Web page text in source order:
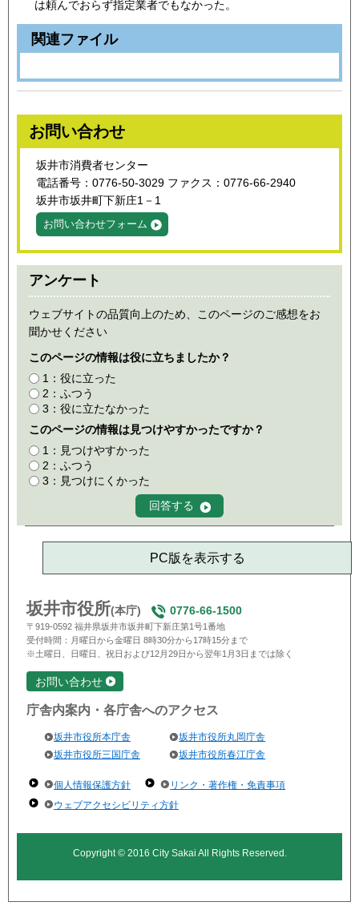
は頼んでおらず指定業者でもなかった。
関連ファイル
お問い合わせ
坂井市消費者センター
電話番号：0776‐50‐3029 ファクス：0776‐66‐2940
坂井市坂井町下新庄1－1
お問い合わせフォーム
アンケート
ウェブサイトの品質向上のため、このページのご感想をお
聞かせください
このページの情報は役に立ちましたか？
1：役に立った
2：ふつう
3：役に立たなかった
このページの情報は見つけやすかったですか？
1：見つけやすかった
2：ふつう
3：見つけにくかった
PC版を表示する
坂井市役所(本庁) 0776-66-1500
〒919-0592 福井県坂井市坂井町下新庄第1号1番地
受付時間：月曜日から金曜日 8時30分から17時15分まで
※土曜日、日曜日、祝日および12月29日から翌年1月3日までは除く
お問い合わせ
庁舎内案内・各庁舎へのアクセス
坂井市役所本庁舎
坂井市役所丸岡庁舎
坂井市役所三国庁舎
坂井市役所春江庁舎
個人情報保護方針
リンク・著作権・免責事項
ウェブアクセシビリティ方針
Copyright © 2016 City Sakai All Rights Reserved.